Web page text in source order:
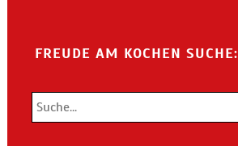
FREUDE AM KOCHEN SUCHE: